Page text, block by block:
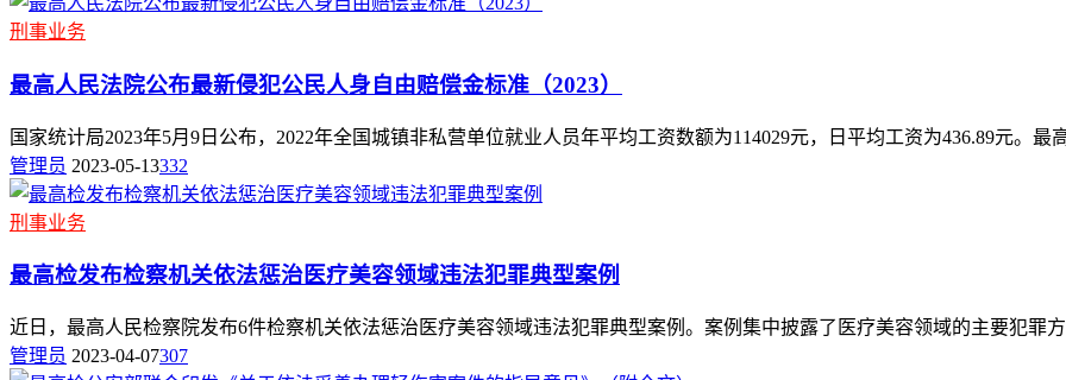
刑事业务
最高人民法院公布最新侵犯公民人身自由赔偿金标准（2023）
国家统计局2023年5月9日公布，2022年全国城镇非私营单位就业人员年平均工资数额为114029元，日平均工资为436.89元。最
管理员 2023-05-13332
刑事业务
最高检发布检察机关依法惩治医疗美容领域违法犯罪典型案例
近日，最高人民检察院发布6件检察机关依法惩治医疗美容领域违法犯罪典型案例。案例集中披露了医疗美容领域的主要犯罪
管理员 2023-04-07307